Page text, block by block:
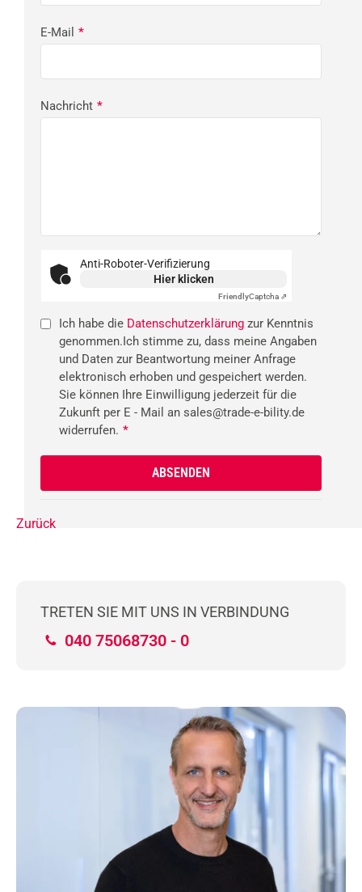
E-Mail *
Nachricht *
Anti-Roboter-Verifizierung
Hier klicken
FriendlyCaptcha ⇗
Ich habe die Datenschutzerklärung zur Kenntnis
genommen.Ich stimme zu, dass meine Angaben
und Daten zur Beantwortung meiner Anfrage
elektronisch erhoben und gespeichert werden.
Sie können Ihre Einwilligung jederzeit für die
Zukunft per E - Mail an sales@trade-e-bility.de
widerrufen. *
Zurück
TRETEN SIE MIT UNS IN VERBINDUNG
040 75068730 - 0